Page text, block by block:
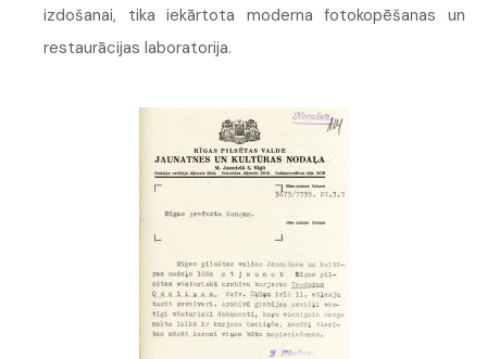
izdošanai, tika iekārtota moderna fotokopēšanas un
restaurācijas laboratorija.